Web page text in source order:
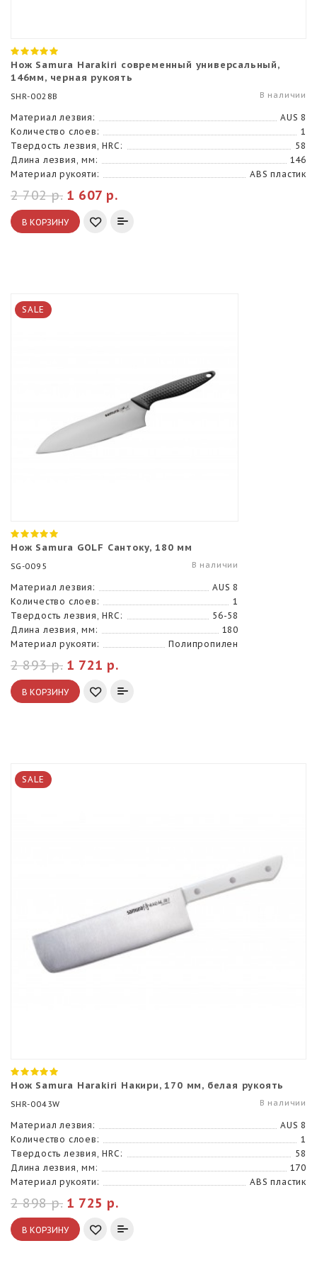
Нож Samura Harakiri современный универсальный,
146мм, черная рукоять
SHR-0028B В наличии
Материал лезвия:
AUS 8
Количество слоев:
1
Твердость лезвия, HRC:
58
Длина лезвия, мм:
146
Материал рукояти:
ABS пластик
1 607 р.
2 702 р.
В КОРЗИНУ
SALE
Нож Samura GOLF Сантоку, 180 мм
SG-0095 В наличии
Материал лезвия:
AUS 8
Количество слоев:
1
Твердость лезвия, HRC:
56-58
Длина лезвия, мм:
180
Материал рукояти:
Полипропилен
1 721 р.
2 893 р.
В КОРЗИНУ
SALE
Нож Samura Harakiri Накири, 170 мм, белая рукоять
SHR-0043W В наличии
Материал лезвия:
AUS 8
Количество слоев:
1
Твердость лезвия, HRC:
58
Длина лезвия, мм:
170
Материал рукояти:
ABS пластик
1 725 р.
2 898 р.
В КОРЗИНУ